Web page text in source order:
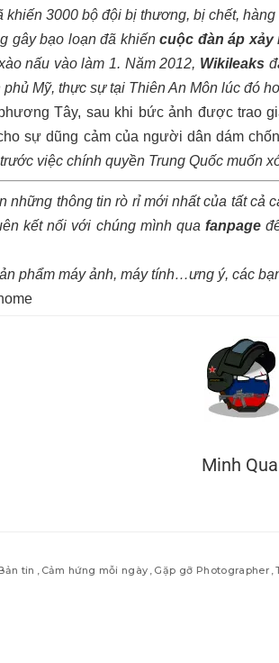
khiến 3000 bộ đội bị thương, bị chết,
gây bạo loạn đã khiếncuộc đàn áp xảy
nấu vào làm 1. Năm 2012, Wikileaks
Mỹ, thực sự tại Thiên An Môn lúc đó
Tây, sau khi bức ảnh được trao
sự dũng cảm của người dân dám
việc chính quyền Trung Quốc muốn
những thông tin rò rỉ mới nhất của tất cả
kết nối với chúng mình quafanpage
phẩm máy ảnh, máy tính…ưng ý, các
Minh
tin Cảm hứng mỗi ngày Gặp gỡ Photographer